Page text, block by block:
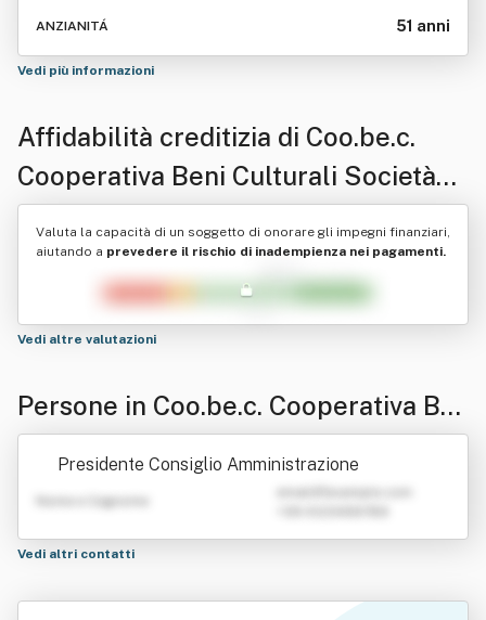
ANZIANITÁ 51 anni
Vedi più informazioni
Affidabilità creditizia di Coo.be.c.
Cooperativa Beni Culturali Società
Cooperativa - Piu' Brevemente
Indicata Come "Coo.be.c."
Valuta la capacità di un soggetto di onorare gli impegni finanziari,
aiutando a prevedere il rischio di inadempienza nei pagamenti.
Vedi altre valutazioni
Persone in Coo.be.c. Cooperativa Be
ni Culturali Società Cooperativa - Pi
u' Brevemente Indicata Come "Coo.b
Presidente Consiglio Amministrazione
Nome e Cognome
Vedi altri contatti